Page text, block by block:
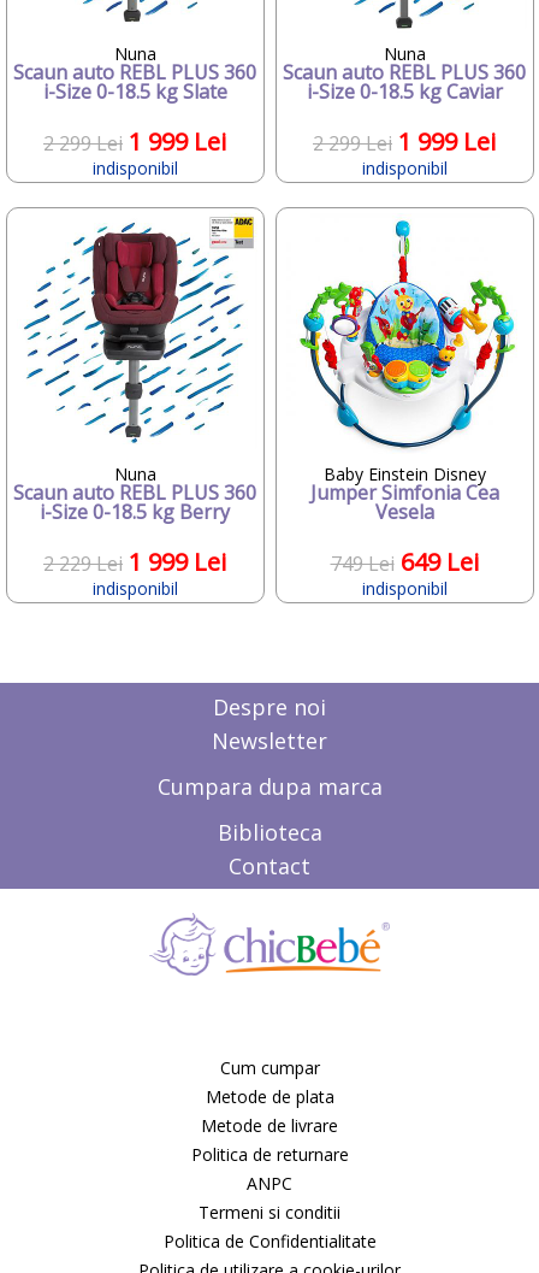
Nuna
Scaun auto REBL PLUS 360
i-Size 0-18.5 kg Slate
2 299 Lei 1 999 Lei
indisponibil
Nuna
Scaun auto REBL PLUS 360
i-Size 0-18.5 kg Caviar
2 299 Lei 1 999 Lei
indisponibil
Nuna
Scaun auto REBL PLUS 360
i-Size 0-18.5 kg Berry
2 229 Lei 1 999 Lei
indisponibil
Baby Einstein Disney
Jumper Simfonia Cea
Vesela
749 Lei 649 Lei
indisponibil
Despre noi
Newsletter
Cumpara dupa marca
Biblioteca
Contact
Cum cumpar
Metode de plata
Metode de livrare
Politica de returnare
ANPC
Termeni si conditii
Politica de Confidentialitate